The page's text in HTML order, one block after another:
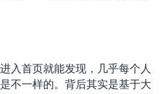
入首页就能发现，几乎每个人
不一样的。背后其实是基于大